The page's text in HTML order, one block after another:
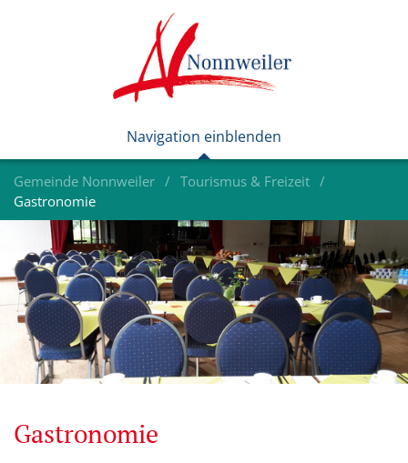
Gemeinde Nonnweiler
Tourismus & Freizeit
Gastronomie
Gastronomie